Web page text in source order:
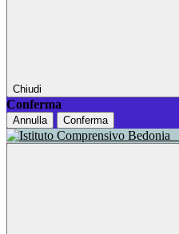
Chiudi
Conferma
Annulla Conferma